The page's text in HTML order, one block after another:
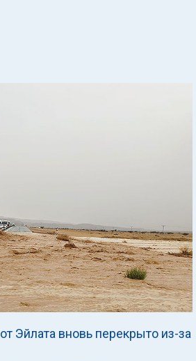
Эйлата вновь перекрыто из-за